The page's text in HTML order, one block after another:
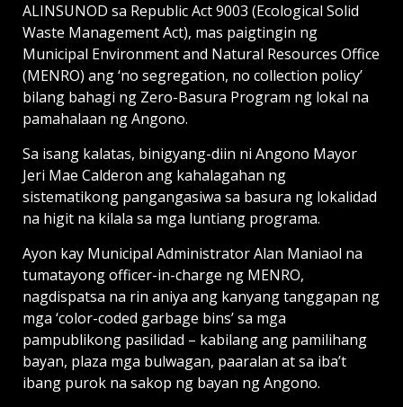
ALINSUNOD sa Republic Act 9003 (Ecological Solid
Waste Management Act), mas paigtingin ng
Municipal Environment and Natural Resources Office
(MENRO) ang ‘no segregation, no collection policy’
bilang bahagi ng Zero-Basura Program ng lokal na
pamahalaan ng Angono.
Sa isang kalatas, binigyang-diin ni Angono Mayor
Jeri Mae Calderon ang kahalagahan ng
sistematikong pangangasiwa sa basura ng lokalidad
na higit na kilala sa mga luntiang programa.
Ayon kay Municipal Administrator Alan Maniaol na
tumatayong officer-in-charge ng MENRO,
nagdispatsa na rin aniya ang kanyang tanggapan ng
mga ‘color-coded garbage bins’ sa mga
pampublikong pasilidad – kabilang ang pamilihang
bayan, plaza mga bulwagan, paaralan at sa iba’t
ibang purok na sakop ng bayan ng Angono.